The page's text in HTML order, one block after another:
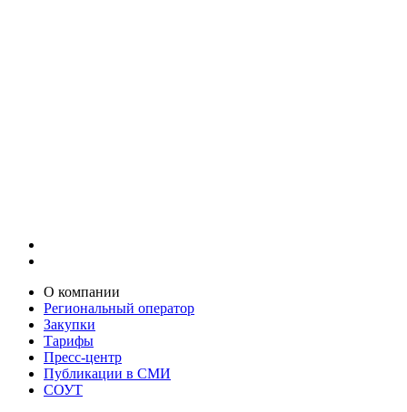
О компании
Региональный оператор
Закупки
Тарифы
Пресс-центр
Публикации в СМИ
СОУТ